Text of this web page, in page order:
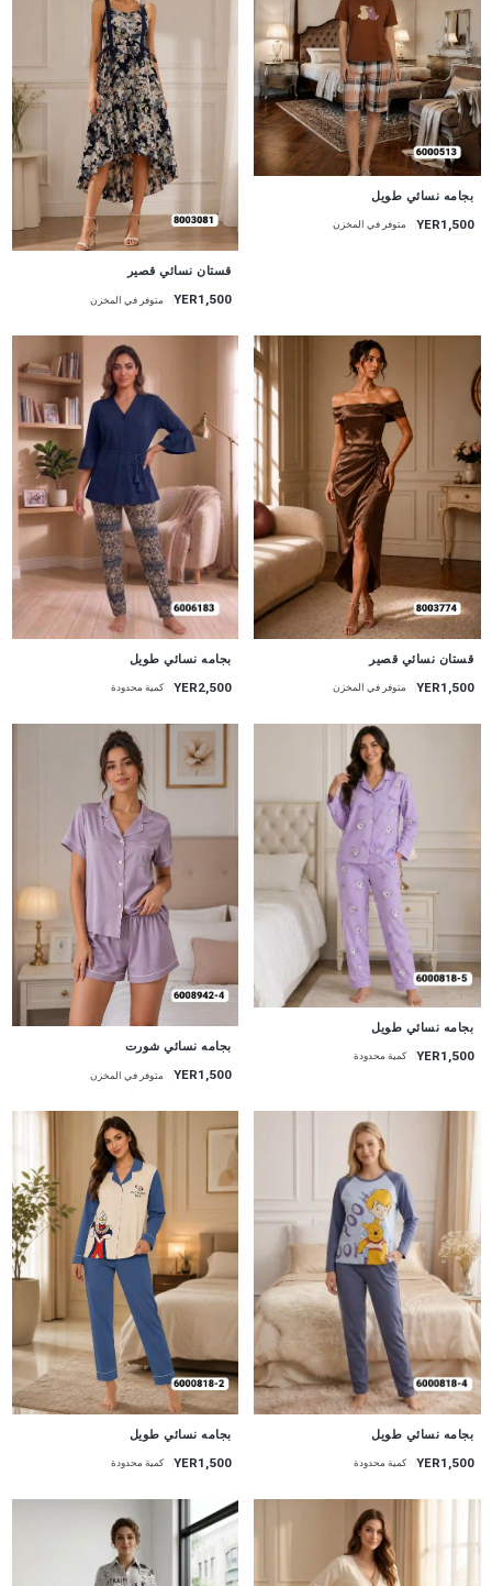
بجامه نسائي طويل
YER1,500 متوفر في المخزن
جديد
قستان نسائي قصير
YER1,500 متوفر في المخزن
قستان نسائي قصير
YER1,500 متوفر في المخزن
بجامه نسائي طويل
YER2,500 كمية محدودة
بجامه نسائي طويل
YER1,500 كمية محدودة
بجامه نسائي شورت
YER1,500 متوفر في المخزن
بجامه نسائي طويل
YER1,500 كمية محدودة
بجامه نسائي طويل
YER1,500 كمية محدودة